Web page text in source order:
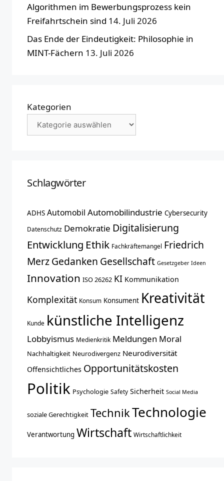
Algorithmen im Bewerbungsprozess kein
Freifahrtschein sind 14. Juli 2026
Das Ende der Eindeutigkeit: Philosophie in
MINT-Fächern 13. Juli 2026
Kategorien
Schlagwörter
ADHS Automobil Automobilindustrie Cybersecurity
Datenschutz Demokratie Digitalisierung
Entwicklung Ethik Fachkräftemangel Friedrich
MerzGedanken Gesellschaft Gesetzgeber Ideen
Innovation ISO 26262 KI Kommunikation
Komplexität Konsum Konsument Kreativität
Kunde künstliche Intelligenz
Lobbyismus Medienkritik Meldungen Moral
Nachhaltigkeit Neurodivergenz Neurodiversität
Offensichtliches Opportunitätskosten
Politik Psychologie Safety Sicherheit Social Media
soziale Gerechtigkeit TechnikTechnologie
Verantwortung Wirtschaft Wirtschaftlichkeit